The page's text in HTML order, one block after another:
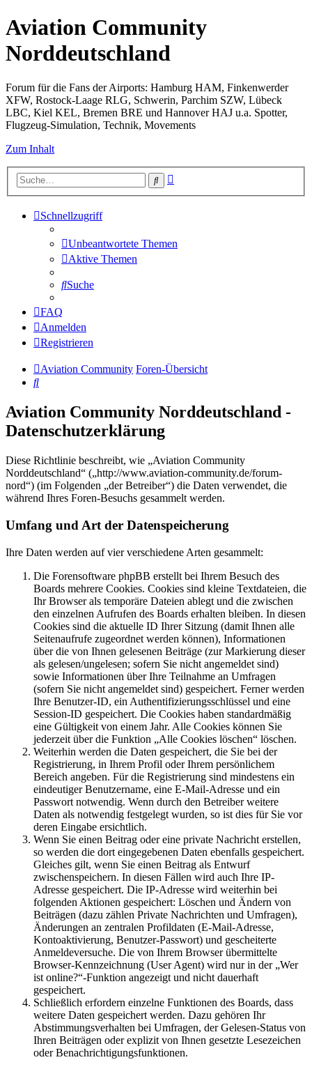
Aviation Community
Norddeutschland
Forum für die Fans der Airports: Hamburg HAM, Finkenwerder
XFW, Rostock-Laage RLG, Schwerin, Parchim SZW, Lübeck
LBC, Kiel KEL, Bremen BRE und Hannover HAJ u.a. Spotter,
Flugzeug-Simulation, Technik, Movements
Zum Inhalt
Suche
Schnellzugriff
Unbeantwortete Themen
Aktive Themen
Suche
FAQ
Anmelden
Registrieren
Aviation Community Foren-Übersicht
Suche
Aviation Community Norddeutschland -
Datenschutzerklärung
Diese Richtlinie beschreibt, wie „Aviation Community
Norddeutschland“ („http://www.aviation-community.de/forum-
nord“) (im Folgenden „der Betreiber“) die Daten verwendet, die
während Ihres Foren-Besuchs gesammelt werden.
Umfang und Art der Datenspeicherung
Ihre Daten werden auf vier verschiedene Arten gesammelt:
Die Forensoftware phpBB erstellt bei Ihrem Besuch des
Boards mehrere Cookies. Cookies sind kleine Textdateien, die
Ihr Browser als temporäre Dateien ablegt und die zwischen
den einzelnen Aufrufen des Boards erhalten bleiben. In diesen
Cookies sind die aktuelle ID Ihrer Sitzung (damit Ihnen alle
Seitenaufrufe zugeordnet werden können), Informationen
über die von Ihnen gelesenen Beiträge (zur Markierung dieser
als gelesen/ungelesen; sofern Sie nicht angemeldet sind)
sowie Informationen über Ihre Teilnahme an Umfragen
(sofern Sie nicht angemeldet sind) gespeichert. Ferner werden
Ihre Benutzer-ID, ein Authentifizierungsschlüssel und eine
Session-ID gespeichert. Die Cookies haben standardmäßig
eine Gültigkeit von einem Jahr. Alle Cookies können Sie
jederzeit über die Funktion „Alle Cookies löschen“ löschen.
Weiterhin werden die Daten gespeichert, die Sie bei der
Registrierung, in Ihrem Profil oder Ihrem persönlichem
Bereich angeben. Für die Registrierung sind mindestens ein
eindeutiger Benutzername, eine E-Mail-Adresse und ein
Passwort notwendig. Wenn durch den Betreiber weitere
Daten als notwendig festgelegt wurden, so ist dies für Sie vor
deren Eingabe ersichtlich.
Wenn Sie einen Beitrag oder eine private Nachricht erstellen,
so werden die dort eingegebenen Daten ebenfalls gespeichert.
Gleiches gilt, wenn Sie einen Beitrag als Entwurf
zwischenspeichern. In diesen Fällen wird auch Ihre IP-
Adresse gespeichert. Die IP-Adresse wird weiterhin bei
folgenden Aktionen gespeichert: Löschen und Ändern von
Beiträgen (dazu zählen Private Nachrichten und Umfragen),
Änderungen an zentralen Profildaten (E-Mail-Adresse,
Kontoaktivierung, Benutzer-Passwort) und gescheiterte
Anmeldeversuche. Die von Ihrem Browser übermittelte
Browser-Kennzeichnung (User Agent) wird nur in der „Wer
ist online?“-Funktion angezeigt und nicht dauerhaft
gespeichert.
Schließlich erfordern einzelne Funktionen des Boards, dass
weitere Daten gespeichert werden. Dazu gehören Ihr
Abstimmungsverhalten bei Umfragen, der Gelesen-Status von
Ihren Beiträgen oder explizit von Ihnen gesetzte Lesezeichen
oder Benachrichtigungsfunktionen.